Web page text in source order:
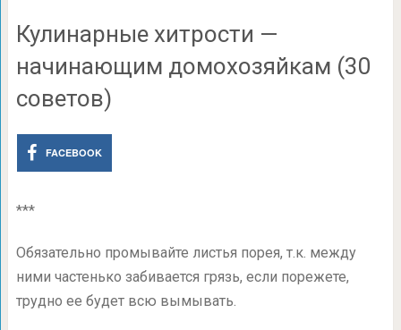
Кулинарные хитрости —
начинающим домохозяйкам (30
советов)
FACEBOOK
***
Обязательно промывайте листья порея, т.к. между
ними частенько забивается грязь, если порежете,
трудно ее будет всю вымывать.